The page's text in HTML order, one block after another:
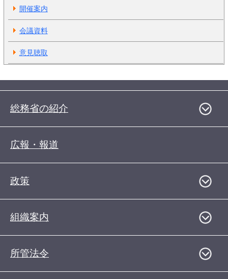
開催案内
会議資料
意見聴取
総務省の紹介
広報・報道
政策
組織案内
所管法令